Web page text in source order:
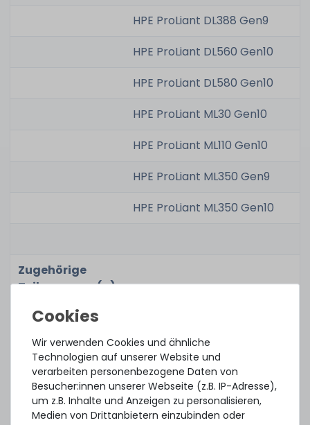
HPE ProLiant DL388 Gen9
HPE ProLiant DL560 Gen10
HPE ProLiant DL580 Gen10
HPE ProLiant ML30 Gen10
HPE ProLiant ML110 Gen10
HPE ProLiant ML350 Gen9
HPE ProLiant ML350 Gen10
Zugehörige
Teilenummer(n):
Option Kit No.:
Renew Option
No.:
830272R-B21
Spares No.:
863373-001
Wir verwenden Cookies und ähnliche
Technologien auf unserer Website und
verarbeiten personenbezogene Daten von
Besucher:innen unserer Webseite (z.B. IP-Adresse),
um z.B. Inhalte und Anzeigen zu personalisieren,
Medien von Drittanbietern einzubinden oder